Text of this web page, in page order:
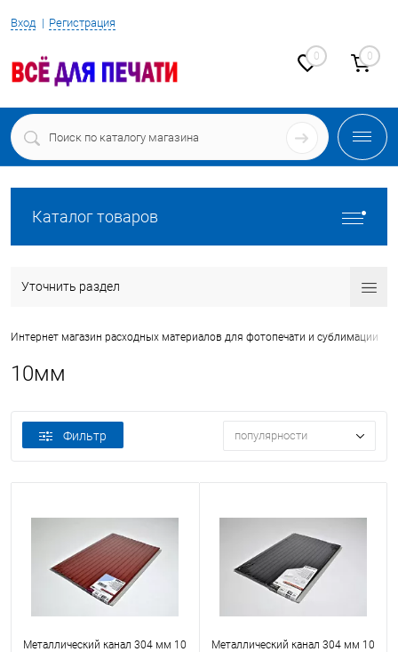
Вход Регистрация
0 0
Каталог товаров
Уточнить раздел
Интернет магазин расходных материалов для фотопечати и сублимации
10мм
Фильтр популярности
Металлический канал 304 мм 10
Металлический канал 304 мм 10